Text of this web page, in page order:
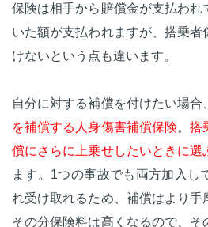
保険は相手から賠償金が支払われ
いた額が支払われますが、搭乗者
けないという点も違います。
自分に対する補償を付けたい場合、
を補償する人身傷害補償保険。搭
償にさらに上乗せしたいときに選
ます。1つの事故でも両方加入し
れ受け取れるため、補償はより手
その分保険料は高くなるので、